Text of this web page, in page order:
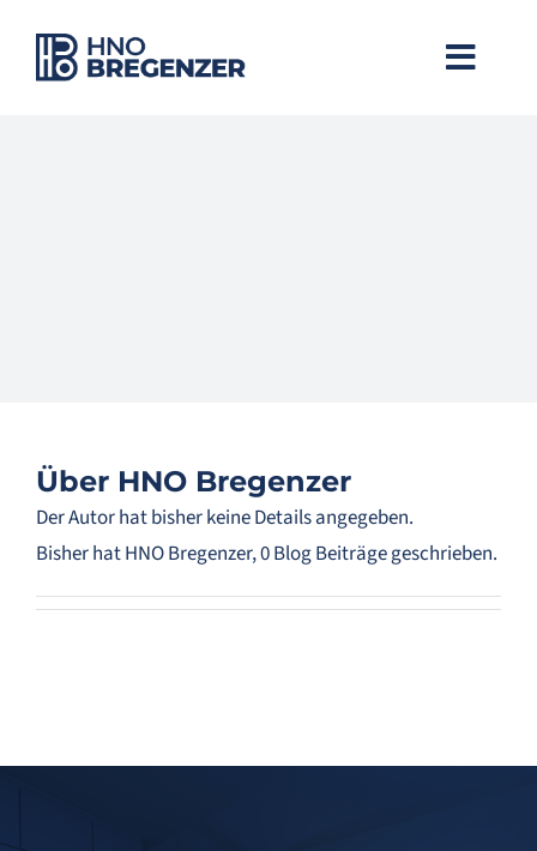
Inhalt
springen
Toggle
Ohren
Behandlungen
Impressum
Über HNO Bregenzer
Der Autor hat bisher keine Details angegeben.
Bisher hat HNO Bregenzer, 0 Blog Beiträge geschrieben.